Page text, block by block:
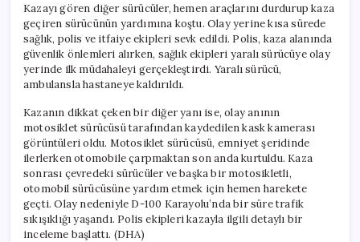
Kazayı gören diğer sürücüler, hemen araçlarını durdurup kaza
geçiren sürücünün yardımına koştu. Olay yerine kısa sürede
sağlık, polis ve itfaiye ekipleri sevk edildi. Polis, kaza alanında
güvenlik önlemleri alırken, sağlık ekipleri yaralı sürücüye olay
yerinde ilk müdahaleyi gerçekleştirdi. Yaralı sürücü,
ambulansla hastaneye kaldırıldı.
Kazanın dikkat çeken bir diğer yanı ise, olay anının
motosiklet sürücüsü tarafından kaydedilen kask kamerası
görüntüleri oldu. Motosiklet sürücüsü, emniyet şeridinde
ilerlerken otomobile çarpmaktan son anda kurtuldu. Kaza
sonrası çevredeki sürücüler ve başka bir motosikletli,
otomobil sürücüsüne yardım etmek için hemen harekete
geçti. Olay nedeniyle D-100 Karayolu’nda bir süre trafik
sıkışıklığı yaşandı. Polis ekipleri kazayla ilgili detaylı bir
inceleme başlattı. (DHA)